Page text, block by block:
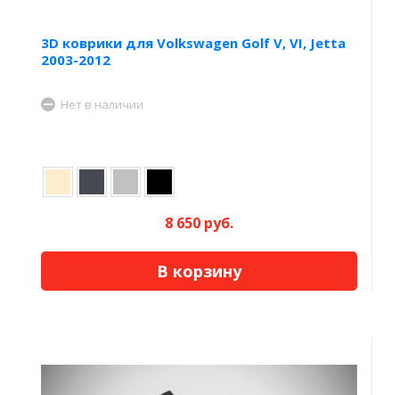
3D коврики для Volkswagen Golf V, VI, Jetta
2003-2012
Нет в наличии
8 650 руб.
В корзину